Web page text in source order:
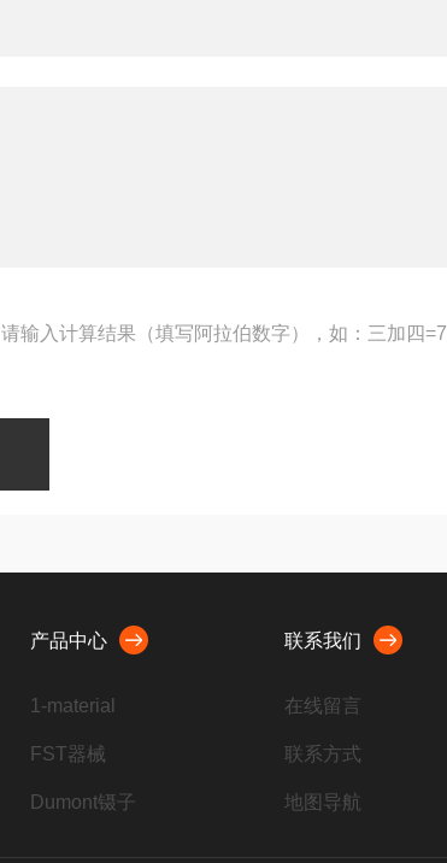
请输入计算结果（填写阿拉伯数字），如：三加四=7
产品中心
1-material
FST器械
Dumont镊子
联系我们
在线留言
联系方式
地图导航